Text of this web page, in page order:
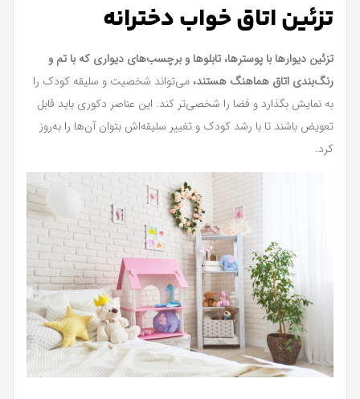
تزئین اتاق خواب دخترانه
تزئین دیوارها با پوسترها، تابلوها و برچسب‌های دیواری که با تم و
رنگ‌بندی اتاق هماهنگ هستند، می‌تواند شخصیت و سلیقه کودک را
به نمایش بگذارد و فضا را شخصی‌تر کند. این عناصر دکوری باید قابل
تعویض باشند تا با رشد کودک و تغییر سلیقه‌اش بتوان آن‌ها را به‌روز
کرد.